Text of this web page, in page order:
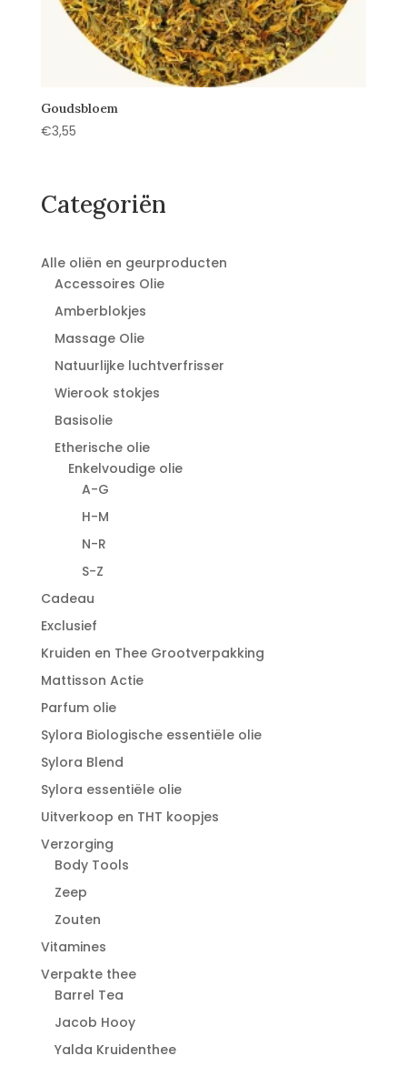
Goudsbloem
€3,55
Categoriën
Alle oliën en geurproducten
Accessoires Olie
Amberblokjes
Massage Olie
Natuurlijke luchtverfrisser
Wierook stokjes
Basisolie
Etherische olie
Enkelvoudige olie
A-G
H-M
N-R
S-Z
Cadeau
Exclusief
Kruiden en Thee Grootverpakking
Mattisson Actie
Parfum olie
Sylora Biologische essentiële olie
Sylora Blend
Sylora essentiële olie
Uitverkoop en THT koopjes
Verzorging
Body Tools
Zeep
Zouten
Vitamines
Verpakte thee
Barrel Tea
Jacob Hooy
Yalda Kruidenthee